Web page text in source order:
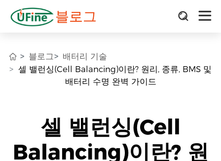
블로그
블로그
배터리 기술
셀 밸런싱(Cell Balancing)이란? 원리, 종류, BMS 및
배터리 수명 완벽 가이드
셀 밸런싱(Cell
Balancing)이란? 원